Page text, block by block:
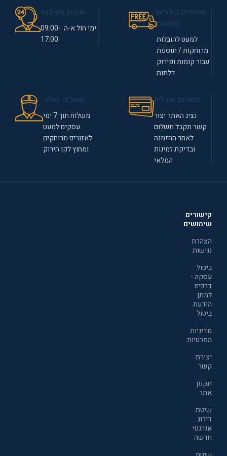
למעט להובלות
מרוחקות / תוספת
עבור קומות ופירוק
דלתות
ימי חול א-ה 09:00-
17:00
נציג האתר יצור
קשר תקבל תשלום
לאחר ההזמנה
ובדיקת זמינות
המלאי
משלוח תוך 7 ימי
עסקים למעט
לאזורים מרוחקים
ומחוץ לקו הירוק
קישורים
שימושים
הצהרת
נגישות
ביטול
עסקה -
דרכים
למתן
הודעת
ביטול
מדיניות
הפרטיות
יצירת
קשר
תקנון
אתר
שיטת
דירוג
אנרגטי
חדשה